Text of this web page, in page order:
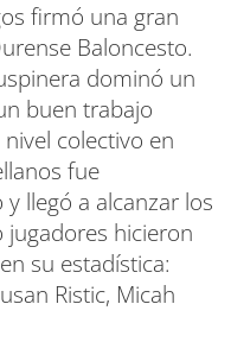
firmó una gran
Baloncesto.
dominó un
buen trabajo
colectivo en
fue
llegó a alcanzar los
hicieron
su estadística:
Ristic, Micah